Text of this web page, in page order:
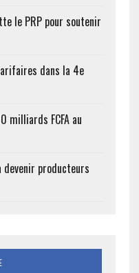
le PRP pour soutenir
dans la 4e
milliards FCFA au
devenir producteurs